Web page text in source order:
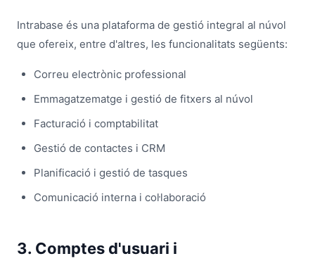
Intrabase és una plataforma de gestió integral al núvol
que ofereix, entre d'altres, les funcionalitats següents:
Correu electrònic professional
Emmagatzematge i gestió de fitxers al núvol
Facturació i comptabilitat
Gestió de contactes i CRM
Planificació i gestió de tasques
Comunicació interna i col·laboració
3. Comptes d'usuari i